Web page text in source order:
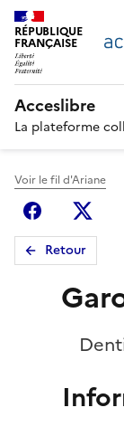
RÉPUBLIQUE
FRANÇAISE
Acceslibre
La plateforme
Voir le fil d'Ariane
Facebook
Retour